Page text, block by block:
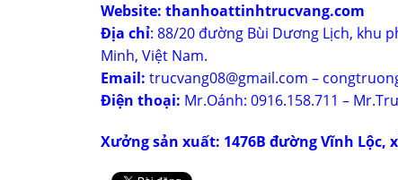
Website: thanhoattinhtrucvang.com
Địa chỉ: 88/20 đường Bùi Dương Lịch, khu
Minh, Việt Nam.
Email: trucvang08@gmail.com –
Điện thoại: Mr.Oánh: 0916.158.711 –
Xưởng sản xuất: 1476B đường Vĩnh Lộc,